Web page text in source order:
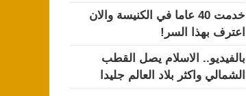
خدمت 40 عاما في الكنيسة والان
اعترف بهذا السر!
بالفيديو.. الاسلام يصل القطب
الشمالي واكثر بلاد العالم جليدا